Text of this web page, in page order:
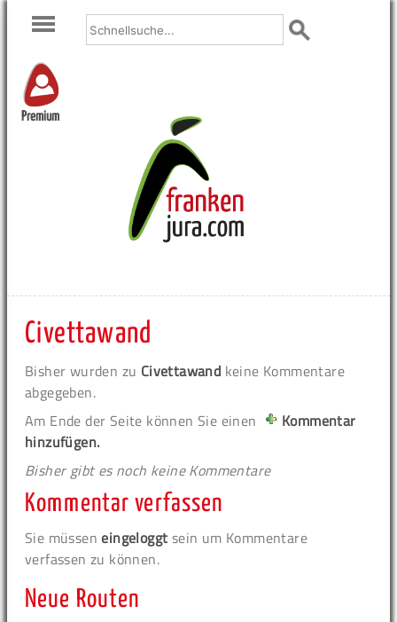
Premium
Civettawand
Bisher wurden zu Civettawand keine Kommentare
abgegeben.
Am Ende der Seite können Sie einen
Kommentar
hinzufügen.
Bisher gibt es noch keine Kommentare
Kommentar verfassen
Sie müsseneingeloggt sein um Kommentare
verfassen zu können.
Neue Routen